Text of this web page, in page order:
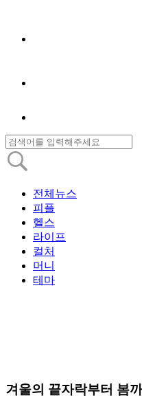
전체뉴스
피플
헬스
라이프
컬처
머니
테마
겨울의 끝자락부터 봄